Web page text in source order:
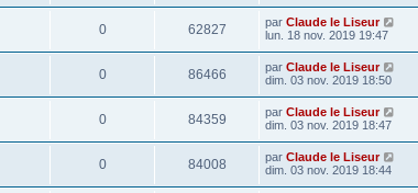
0 62827 par Claude le Liseur
lun. 18 nov. 2019 19:47
0 86466 par Claude le Liseur
dim. 03 nov. 2019 18:50
0 84359 par Claude le Liseur
dim. 03 nov. 2019 18:47
0 84008 par Claude le Liseur
dim. 03 nov. 2019 18:44